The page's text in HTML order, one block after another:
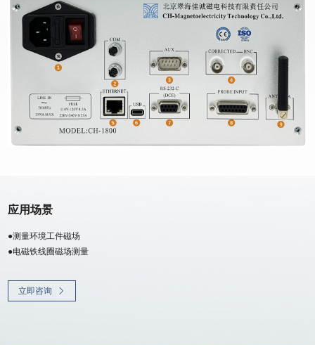
应用场景
●测量环境工件磁场
●电磁铁线圈磁场测量
立即咨询